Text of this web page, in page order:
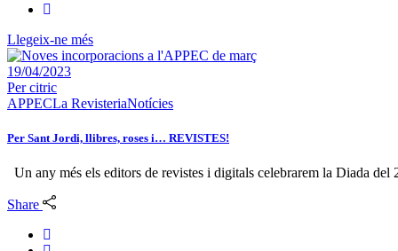
Llegeix-ne més
19/04/2023
Percitric
APPECLa RevisteriaNotícies
Per Sant Jordi, llibres, roses i… REVISTES!
Un any més els editors de revistes i digitals celebrarem la Diada del
Share